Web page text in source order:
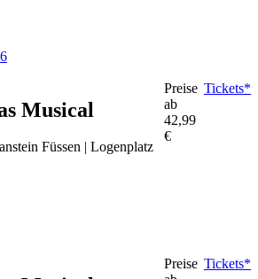
Musical
Füssen | Logenplatz
Preise
ab
42,99
€
Tickets*
Preise Tickets*